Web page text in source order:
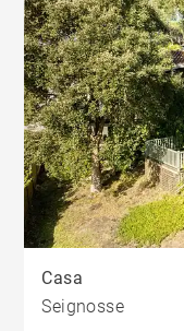
Casa
Seignosse